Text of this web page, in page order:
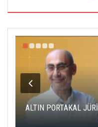
ALTIN PORTAKAL